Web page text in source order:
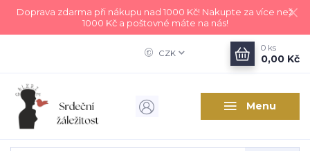
Doprava zdarma při nákupu nad 1000 Kč! Nakupte za více než
1000 Kč a poštovné máte na nás!
Menu
CZK
0 ks
0,00 Kč